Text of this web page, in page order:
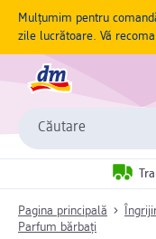
Mulțumim pentru
zile lucrătoare. Vă
Căutare
Pagina principală
Parfum bărbați